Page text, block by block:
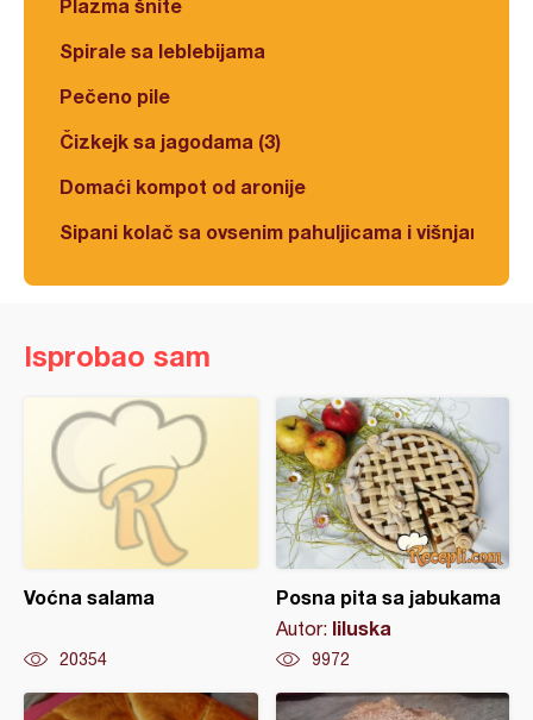
Plazma šnite
Spirale sa leblebijama
Pečeno pile
Čizkejk sa jagodama (3)
Domaći kompot od aronije
Sipani kolač sa ovsenim pahuljicama i višnjama
Isprobao sam
Voćna salama
20354
Posna pita sa jabukama
Autor: liluska
9972